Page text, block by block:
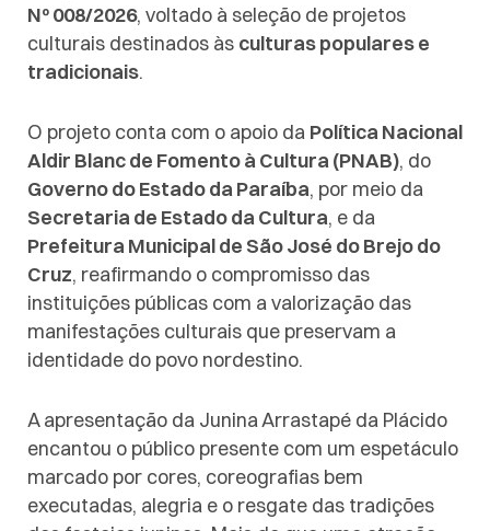
Nº 008/2026, voltado à seleção de projetos
culturais destinados às culturas populares e
tradicionais.
O projeto conta com o apoio da Política Nacional
Aldir Blanc de Fomento à Cultura (PNAB), do
Governo do Estado da Paraíba, por meio da
Secretaria de Estado da Cultura, e da
Prefeitura Municipal de São José do Brejo do
Cruz, reafirmando o compromisso das
instituições públicas com a valorização das
manifestações culturais que preservam a
identidade do povo nordestino.
A apresentação da Junina Arrastapé da Plácido
encantou o público presente com um espetáculo
marcado por cores, coreografias bem
executadas, alegria e o resgate das tradições